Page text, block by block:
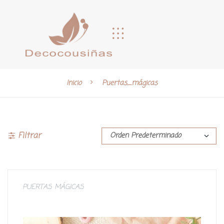
Inicio Puertas_mágicas
Filtrar
PUERTAS MÁGICAS